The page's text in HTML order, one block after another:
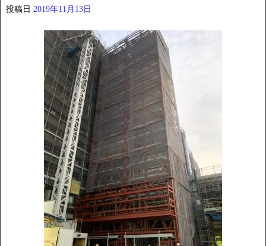
投稿日 2019年11月13日